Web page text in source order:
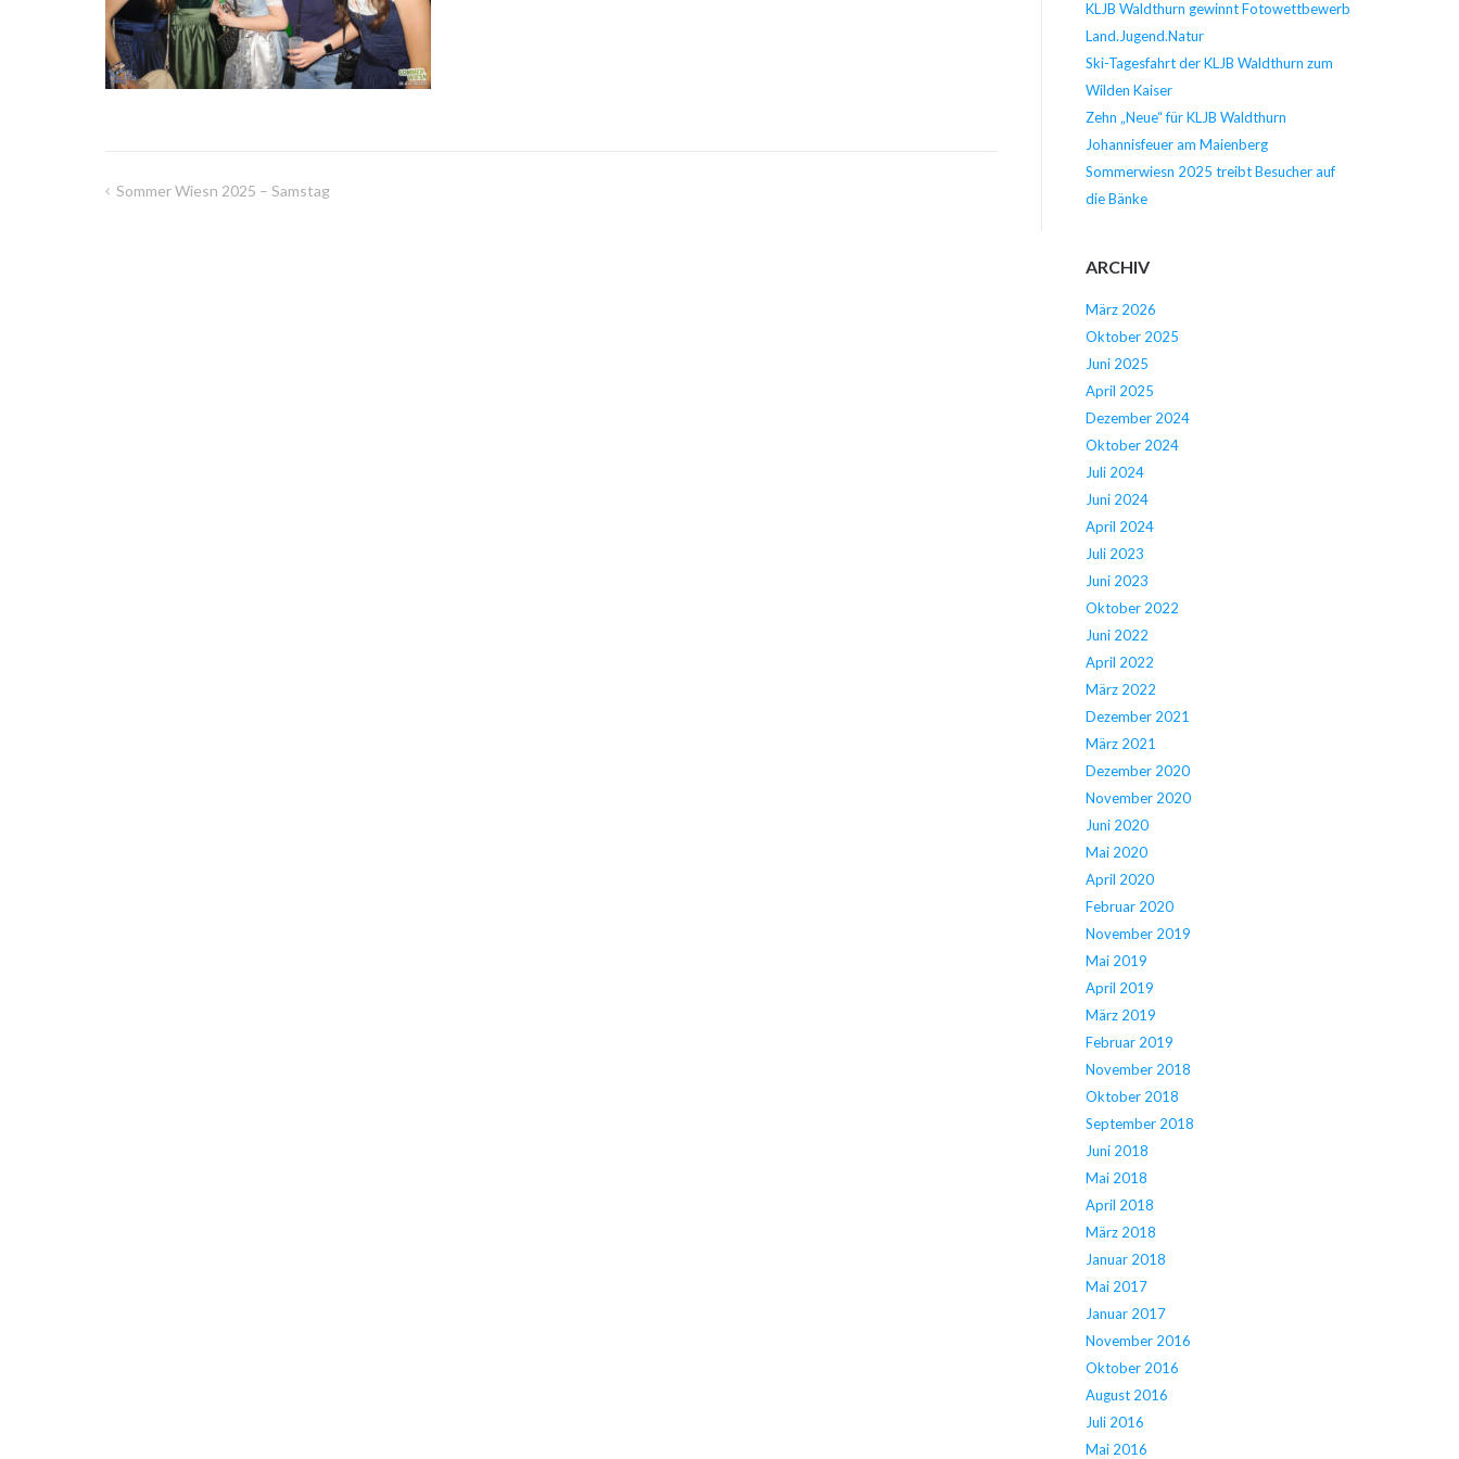
Beitragsnavigation
Sommer Wiesn 2025 – Samstag
KLJB Waldthurn gewinnt Fotowettbewerb
Land.Jugend.Natur
Ski-Tagesfahrt der KLJB Waldthurn zum
Wilden Kaiser
Zehn „Neue“ für KLJB Waldthurn
Johannisfeuer am Maienberg
Sommerwiesn 2025 treibt Besucher auf
die Bänke
ARCHIV
März 2026
Oktober 2025
Juni 2025
April 2025
Dezember 2024
Oktober 2024
Juli 2024
Juni 2024
April 2024
Juli 2023
Juni 2023
Oktober 2022
Juni 2022
April 2022
März 2022
Dezember 2021
März 2021
Dezember 2020
November 2020
Juni 2020
Mai 2020
April 2020
Februar 2020
November 2019
Mai 2019
April 2019
März 2019
Februar 2019
November 2018
Oktober 2018
September 2018
Juni 2018
Mai 2018
April 2018
März 2018
Januar 2018
Mai 2017
Januar 2017
November 2016
Oktober 2016
August 2016
Juli 2016
Mai 2016